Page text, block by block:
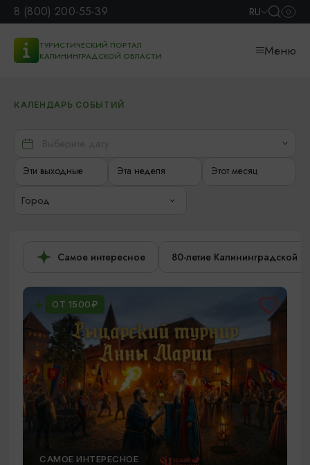
8 (800) 200-55-39 RU
ТУРИСТИЧЕСКИЙ ПОРТАЛ
КАЛИНИНГРАДСКОЙ ОБЛАСТИ
Меню
КАЛЕНДАРЬ СОБЫТИЙ
Эти выходные Эта неделя Этот месяц
Город
Самое интересное 80-летие Калининградской
ОТ 1500₽
САМОЕ ИНТЕРЕСНОЕ